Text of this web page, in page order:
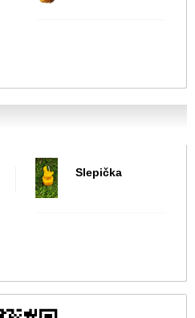
Slepička